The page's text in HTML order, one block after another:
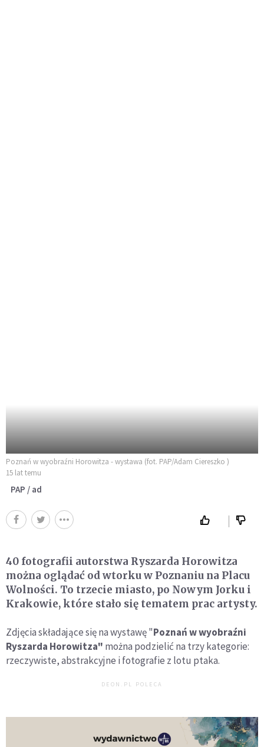
Poznań w wyobraźni Horowitza - wystawa (fot. PAP/Adam Ciereszko )
15 lat temu
PAP / ad
40 fotografii autorstwa Ryszarda Horowitza
można oglądać od wtorku w Poznaniu na Placu
Wolności. To trzecie miasto, po Nowym Jorku i
Krakowie, które stało się tematem prac artysty.
Zdjęcia składające się na wystawę "Poznań w wyobraźni
Ryszarda Horowitza" można podzielić na trzy kategorie:
rzeczywiste, abstrakcyjne i fotografie z lotu ptaka.
DEON.PL POLECA